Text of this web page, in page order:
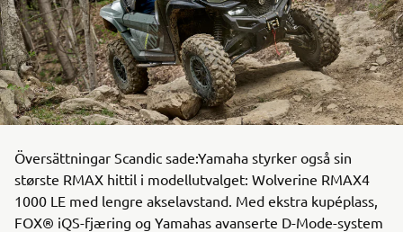
Översättningar Scandic sade:Yamaha styrker også sin
største RMAX hittil i modellutvalget: Wolverine RMAX4
1000 LE med lengre akselavstand. Med ekstra kupéplass,
FOX® iQS-fjæring og Yamahas avanserte D-Mode-system